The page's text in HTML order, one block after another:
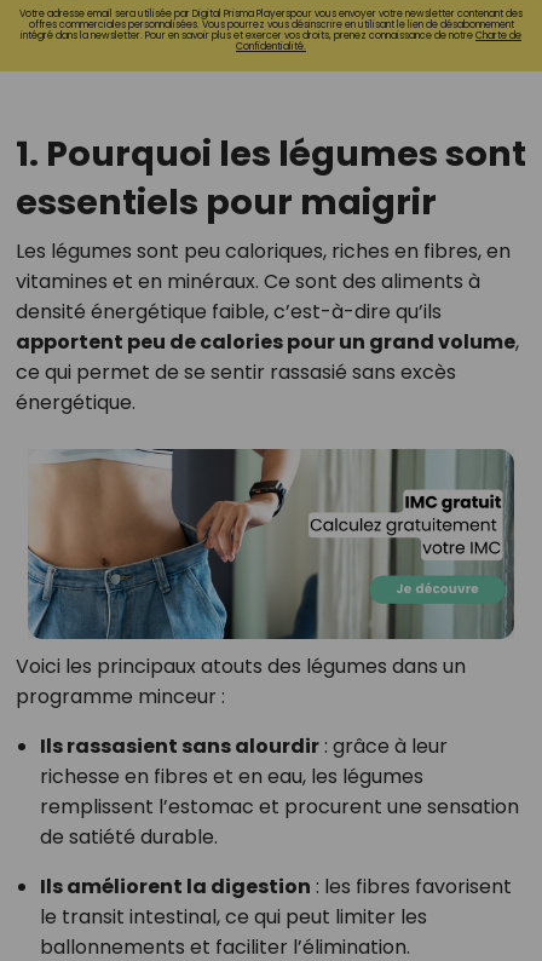
Votre adresse email sera utilisée par Digital Prisma Playerspour vous envoyer votre newsletter contenant des
offres commerciales personnalisées. Vous pourrez vous désinscrire en utilisant le lien de désabonnement
intégré dans la newsletter. Pour en savoir plus et exercer vos droits, prenez connaissance de notreCharte de
Confidentialité.
1. Pourquoi les légumes sont
essentiels pour maigrir
Les légumes sont peu caloriques, riches en fibres, en
vitamines et en minéraux. Ce sont des aliments à
densité énergétique faible, c’est-à-dire qu’ils
apportent peu de calories pour un grand volume,
ce qui permet de se sentir rassasié sans excès
énergétique.
Voici les principaux atouts des légumes dans un
programme minceur :
Ils rassasient sans alourdir: grâce à leur
richesse en fibres et en eau, les légumes
remplissent l’estomac et procurent une sensation
de satiété durable.
Ils améliorent la digestion : les fibres favorisent
le transit intestinal, ce qui peut limiter les
ballonnements et faciliter l’élimination.